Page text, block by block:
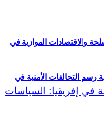
رسم التحالفات الأمنية في
والاقتصادات الموازية في